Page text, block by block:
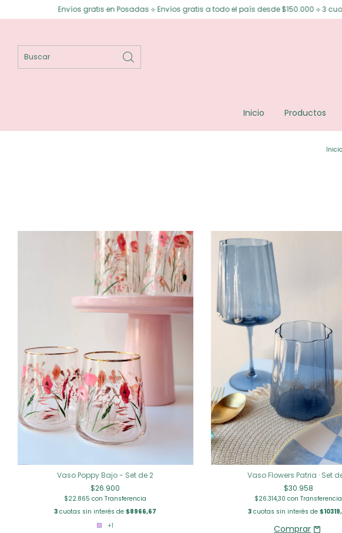
Envíos gratis en Posadas ⟡ Envíos gratis a todo el país desde $150.000 ⟡ 3 cuotas sin
Inicio Productos
Inicio
Vaso Poppy Bajo - Set de 2
$26.900
$22.865con Transferencia
3 cuotas sin interés de$8966,67
+1
Vaso Flowers Patria · Set
$30.958
$26.314,30con Transferencia
3cuotas sin interés de